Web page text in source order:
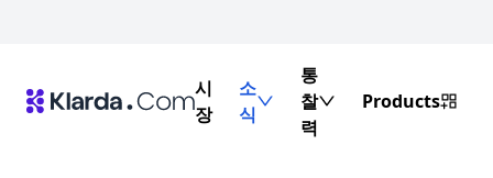
시
장
소
식
통
찰
력
Products